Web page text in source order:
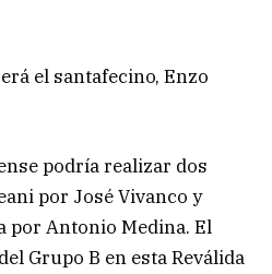
el santafecino, Enzo
podría realizar dos
por José Vivanco y
por Antonio Medina. El
Grupo B en esta Reválida